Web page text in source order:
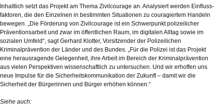
Inhaltlich setzt das Projekt am Thema Zivilcourage an. Analysiert werden Einfluss-
faktoren, die den Einzelnen in bestimmten Situationen zu couragiertem Handeln
bewegen. „Die Förderung von Zivilcourage ist ein Schwerpunkt polizeilicher
Präventionsarbeit und zwar im öffentlichen Raum, im digitalen Alltag sowie im
sozialen Umfeld“, sagt Gerhard Klotter, Vorsitzender der Polizeilichen
Kriminalprävention der Länder und des Bundes. „Für die Polizei ist das Projekt
eine herausragende Gelegenheit, ihre Arbeit im Bereich der Kriminalprävention
aus vielen Perspektiven wissenschaftlich zu untersuchen. Und wir erhoffen uns
neue Impulse für die Sicherheitskommunikation der Zukunft – damit wir die
Sicherheit der Bürgerinnen und Bürger erhöhen können.“
Siehe auch: